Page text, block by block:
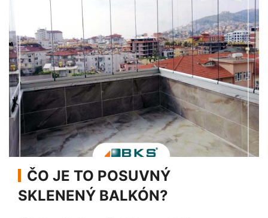
ČO JE TO POSUVNÝ
SKLENENÝ BALKÓN?